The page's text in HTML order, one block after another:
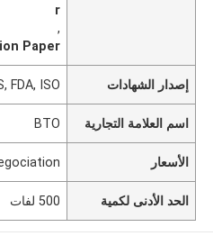
r
,
Paper
إصدار الشهادات FDA, ISO
اسم العلامة التجارية BTO
الأسعار
الحد الأدنى لكمية 500 لفات